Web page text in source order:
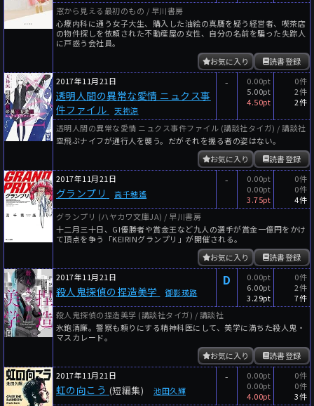
窓から見える最初のもの / 早川書房
心療内科に通う女子大生、購入した油絵の真贋を疑う経営者、喫茶店
の物件探しを依頼された不動産屋の女性、自分の名前を騙った失踪人
に戸惑う会社員。
読書登録
お気に入り
2017年11月21日
透明人間の異常な愛情 ニュクス事
件ファイル
天祢涼
-
0.00pt
5.00pt
4.50pt
0件
2件
2件
透明人間の異常な愛情 ニュクス事件ファイル (講談社タイガ) / 講談社
空飛ぶナイフが通行人を襲う。だがそれを握る者の姿はない。
読書登録
お気に入り
2017年11月21日
グランプリ 高千穂遙
-
0.00pt
0.00pt
3.75pt
0件
0件
4件
グランプリ (ハヤカワ文庫JA) / 早川書房
十二月三十日、GI優勝者や賞金王など九人の選手が賞金一億円をかけ
て頂点を争う「KEIRINグランプリ」が開催される。
読書登録
お気に入り
2017年11月21日
殺人鬼探偵の捏造美学 御影瑛路
D
0.00pt
6.00pt
3.29pt
0件
2件
7件
殺人鬼探偵の捏造美学 (講談社タイガ) / 講談社
氷鉋清廉。警察も頼りにする精神科医にして、美学に満ちた殺人鬼・
マスカレード。
読書登録
お気に入り
2017年11月21日
虹の向こう (短編集) 池田久輝
-
0.00pt
0.00pt
4.00pt
0件
0件
3件